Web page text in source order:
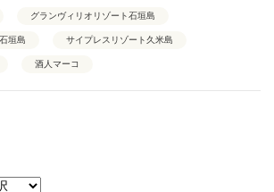
グランヴィリオリゾート石垣島
垣島 サイプレスリゾート久米島
酒人マーコ